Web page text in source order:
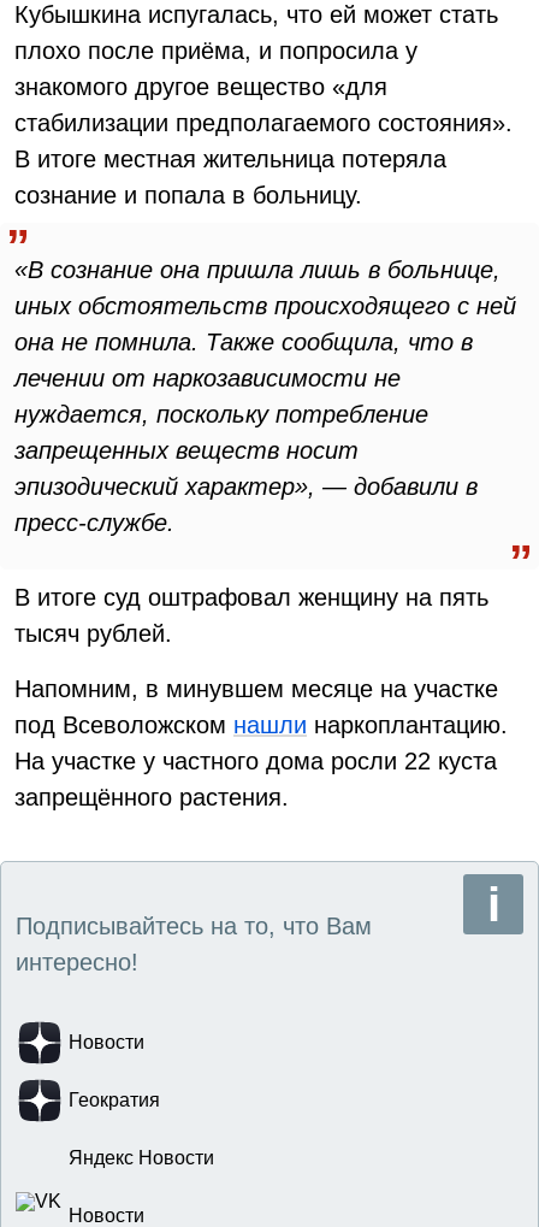
Кубышкина испугалась, что ей может стать
плохо после приёма, и попросила у
знакомого другое вещество «для
стабилизации предполагаемого состояния».
В итоге местная жительница потеряла
сознание и попала в больницу.
«В сознание она пришла лишь в больнице,
иных обстоятельств происходящего с ней
она не помнила. Также сообщила, что в
лечении от наркозависимости не
нуждается, поскольку потребление
запрещенных веществ носит
эпизодический характер», — добавили в
пресс-службе.
В итоге суд оштрафовал женщину на пять
тысяч рублей.
Напомним, в минувшем месяце на участке
под Всеволожском нашли наркоплантацию.
На участке у частного дома росли 22 куста
запрещённого растения.
Подписывайтесь на то, что Вам
интересно!
Новости
Геократия
Яндекс Новости
Новости